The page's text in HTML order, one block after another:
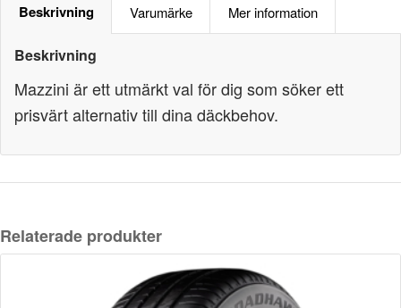
Beskrivning Varumärke Mer information
Beskrivning
Mazzini är ett utmärkt val för dig som söker ett
prisvärt alternativ till dina däckbehov.
Relaterade produkter